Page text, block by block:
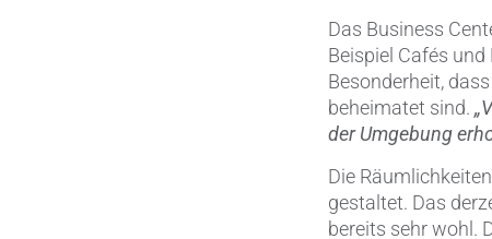
Das Business
Beispiel Cafés
Besonderheit,
beheimatet sind.
der Umgebung
Die
gestaltet. Das
bereits sehr wohl.